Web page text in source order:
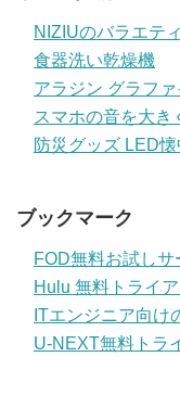
NIZIUのバラエテ
食器洗い乾燥機
アラジン グラフ
スマホの音を大き
防災グッズ LED
ブックマーク
FOD無料お試し
Hulu 無料トライ
ITエンジニア向け
U-NEXT無料トラ